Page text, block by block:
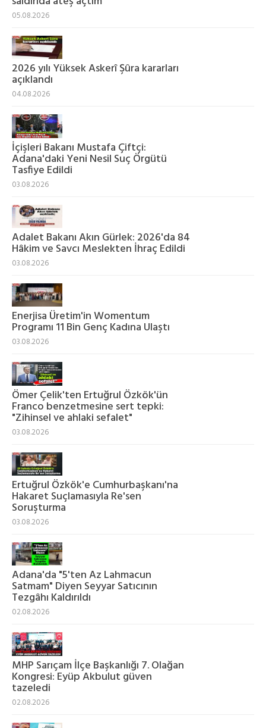
05.08.2026
2026 yılı Yüksek Askerî Şûra kararları
açıklandı
04.08.2026
İçişleri Bakanı Mustafa Çiftçi:
Adana'daki Yeni Nesil Suç Örgütü
Tasfiye Edildi
03.08.2026
Adalet Bakanı Akın Gürlek: 2026'da 84
Hâkim ve Savcı Meslekten İhraç Edildi
03.08.2026
Enerjisa Üretim'in Womentum
Programı 11 Bin Genç Kadına Ulaştı
03.08.2026
Ömer Çelik'ten Ertuğrul Özkök'ün
Franco benzetmesine sert tepki:
"Zihinsel ve ahlaki sefalet"
03.08.2026
Ertuğrul Özkök'e Cumhurbaşkanı'na
Hakaret Suçlamasıyla Re'sen
Soruşturma
03.08.2026
Adana'da "5'ten Az Lahmacun
Satmam" Diyen Seyyar Satıcının
Tezgâhı Kaldırıldı
02.08.2026
MHP Sarıçam İlçe Başkanlığı 7. Olağan
Kongresi: Eyüp Akbulut güven
tazeledi
02.08.2026